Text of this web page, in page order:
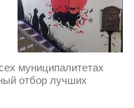
муниципалитетах
отбор лучших